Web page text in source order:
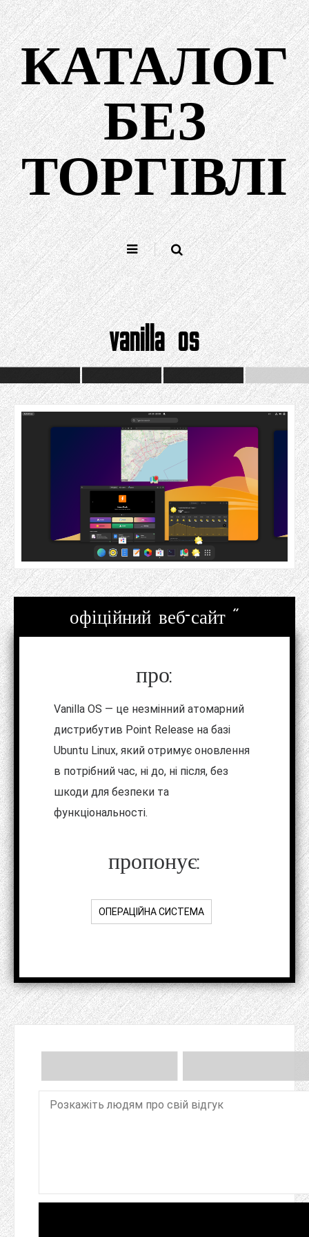
Перейти
до
вмістуКАТАЛОГ
БЕЗ
ТОРГІВЛІ
vanilla os
офіційний веб-сайт "
про:
Vanilla OS — це незмінний атомарний
дистрибутив Point Release на базі
Ubuntu Linux, який отримує оновлення
в потрібний час, ні до, ні після, без
шкоди для безпеки та
функціональності.
пропонує:
ОПЕРАЦІЙНА СИСТЕМА